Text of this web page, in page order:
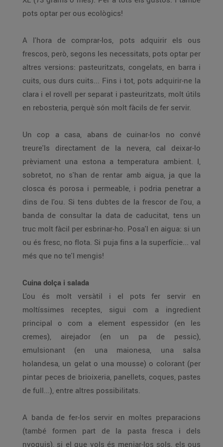
pots optar per ous ecològics!
A l'hora de comprar-los, pots adquirir els ous
frescos, però, segons les necessitats, pots optar per
altres versions: pasteuritzats, congelats, en barra i
cuits, ous durs cuits... Fins i tot, pots adquirir-ne la
clara i el rovell per separat i pasteuritzats, molt útils
en rebosteria, perquè són molt fàcils de fer servir.
Un cop a casa, abans de cuinar-los no convé
treure'ls directament de la nevera, cal deixar-lo
prèviament una estona a temperatura ambient. I,
sobretot, no s'han de rentar amb aigua, ja que la
closca és porosa i permeable, i podria penetrar a
dins de l'ou. Si tens dubtes de la frescor de l'ou, a
banda de consultar la data de caducitat, tens un
truc molt fàcil per esbrinar-ho. Posa'l en aigua: si un
ou és fresc, no flota. Si puja fins a la superfície... val
més que no te'l mengis!
Cuina dolça i salada
L'ou és molt versàtil i el pots fer servir en
moltíssimes receptes, sigui com a ingredient
principal o com a element espessidor (en les
cremes), airejador (en un pa de pessic),
emulsionant (en una maionesa, una salsa
holandesa, un gelat o una mousse) o colorant (per
pintar peces de brioixeria, panellets, coques, pastes
de full...), entre altres possibilitats.
A banda de fer-los servir en moltes preparacions
(també formen part de la pasta fresca i dels
nyoquis), si el que vols és menjar-los sols, els ous